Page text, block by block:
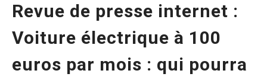
Revue de presse internet :
Voiture électrique à 100
euros par mois : qui pourra